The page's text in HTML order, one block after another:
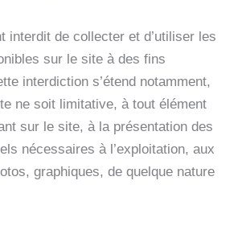
interdit de collecter et d’utiliser les
sur le site à des fins
interdiction s’étend notamment,
ne soit limitative, à tout élément
sur le site, à la présentation des
nécessaires à l’exploitation, aux
graphiques, de quelque nature